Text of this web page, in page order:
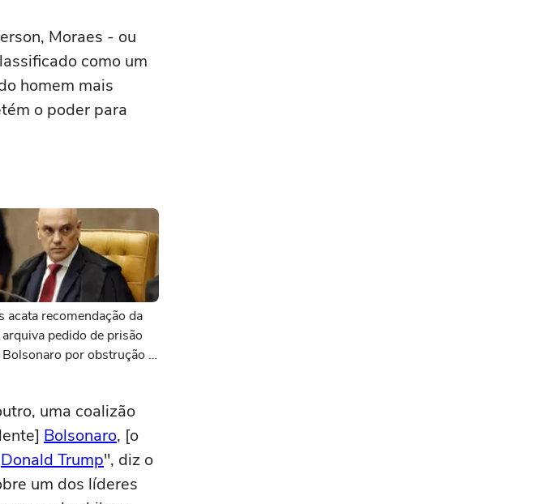
Moraes - ou
como um
homem mais
o poder para
acata recomendação da
arquiva pedido de prisão
por obstrução à
uma coalizão
Bolsonaro, [o
Donald Trump", diz o
um dos líderes